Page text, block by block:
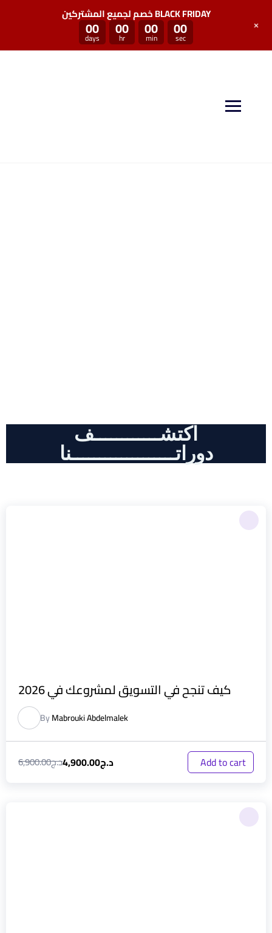
اكتشــــــــــــف
دوراتـــــــــــــــــــنا
كيف تنجح في التسويق لمشروعك في 2026
ByMabrouki Abdelmalek
د.ج6,900.00 د.ج4,900.00 Add to cart
خصم لجميع المشتركين BLACK FRIDAY
00
days 00
hr 00
min 00
sec
+